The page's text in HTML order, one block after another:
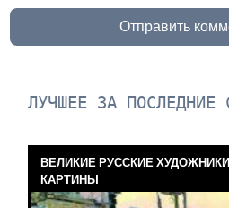
Отправить
ЛУЧШЕЕ ЗА ПОСЛЕДНИЕ
ВЕЛИКИЕ РУССКИЕ
КАРТИНЫ